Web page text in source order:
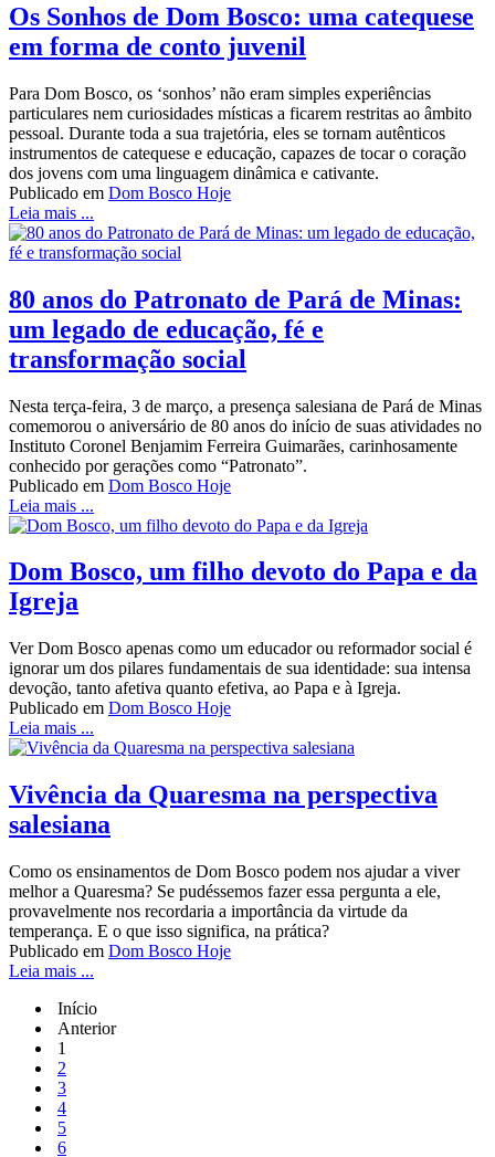
Os Sonhos de Dom Bosco: uma catequese
em forma de conto juvenil
Para Dom Bosco, os ‘sonhos’ não eram simples experiências
particulares nem curiosidades místicas a ficarem restritas ao âmbito
pessoal. Durante toda a sua trajetória, eles se tornam autênticos
instrumentos de catequese e educação, capazes de tocar o coração
dos jovens com uma linguagem dinâmica e cativante.
Publicado em Dom Bosco Hoje
Leia mais ...
80 anos do Patronato de Pará de Minas:
um legado de educação, fé e
transformação social
Nesta terça-feira, 3 de março, a presença salesiana de Pará de Minas
comemorou o aniversário de 80 anos do início de suas atividades no
Instituto Coronel Benjamim Ferreira Guimarães, carinhosamente
conhecido por gerações como “Patronato”.
Publicado em Dom Bosco Hoje
Leia mais ...
Dom Bosco, um filho devoto do Papa e da
Igreja
Ver Dom Bosco apenas como um educador ou reformador social é
ignorar um dos pilares fundamentais de sua identidade: sua intensa
devoção, tanto afetiva quanto efetiva, ao Papa e à Igreja.
Publicado em Dom Bosco Hoje
Leia mais ...
Vivência da Quaresma na perspectiva
salesiana
Como os ensinamentos de Dom Bosco podem nos ajudar a viver
melhor a Quaresma? Se pudéssemos fazer essa pergunta a ele,
provavelmente nos recordaria a importância da virtude da
temperança. E o que isso significa, na prática?
Publicado em Dom Bosco Hoje
Leia mais ...
Início
Anterior
1
2
3
4
5
6